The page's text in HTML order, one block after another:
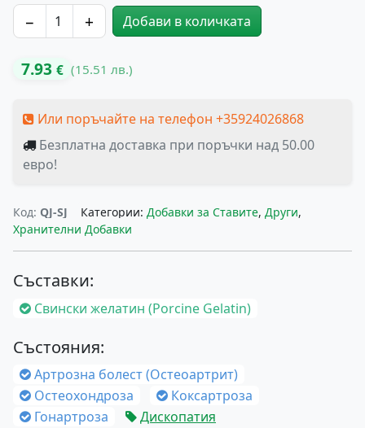
количество за Свински желатин
− + Добави в количката
7.93 € (15.51 лв.)
Или поръчайте на телефон +35924026868
Безплатна доставка при поръчки над 50.00
евро!
Код: QJ-SJ Категории: Добавки за Ставите, Други,
Хранителни Добавки
Съставки:
Свински желатин (Porcine Gelatin)
Състояния:
Артрозна болест (Остеоартрит)
Остеохондроза
Коксартроза
Гонартроза
Дископатия